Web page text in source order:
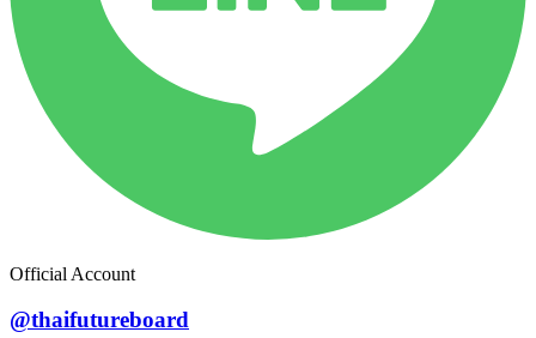
Official Account
@thaifutureboard